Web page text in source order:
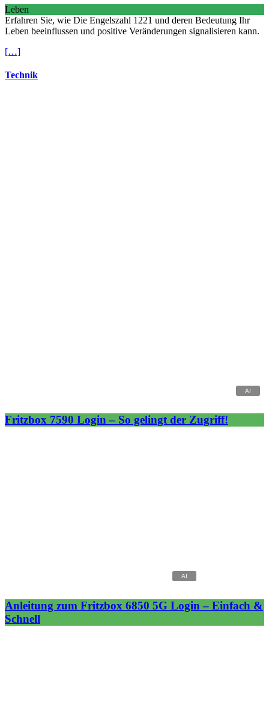
Leben
Erfahren Sie, wie Die Engelszahl 1221 und deren Bedeutung Ihr
Leben beeinflussen und positive Veränderungen signalisieren kann.
[…]
Technik
Fritzbox 7590 Login – So gelingt der Zugriff!
Anleitung zum Fritzbox 6850 5G Login – Einfach &
Schnell